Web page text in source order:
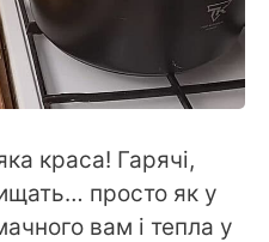
краса! Гарячі,
просто як у
вам і тепла у